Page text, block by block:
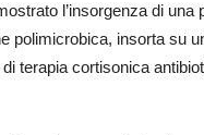
l’insorgenza di
polimicrobica, insorta su
terapia cortisonica